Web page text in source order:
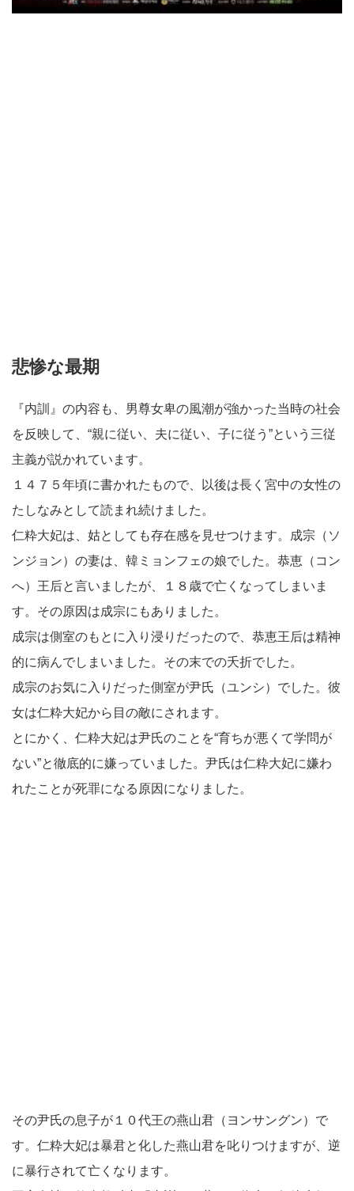
悲惨な最期
『内訓』の内容も、男尊女卑の風潮が強かった当時の社会
を反映して、“親に従い、夫に従い、子に従う”という三従
主義が説かれています。
１４７５年頃に書かれたもので、以後は長く宮中の女性の
たしなみとして読まれ続けました。
仁粋大妃は、姑としても存在感を見せつけます。成宗（ソ
ンジョン）の妻は、韓ミョンフェの娘でした。恭恵（コン
へ）王后と言いましたが、１８歳で亡くなってしまいま
す。その原因は成宗にもありました。
成宗は側室のもとに入り浸りだったので、恭恵王后は精神
的に病んでしまいました。その末での夭折でした。
成宗のお気に入りだった側室が尹氏（ユンシ）でした。彼
女は仁粋大妃から目の敵にされます。
とにかく、仁粋大妃は尹氏のことを“育ちが悪くて学問が
ない”と徹底的に嫌っていました。尹氏は仁粋大妃に嫌わ
れたことが死罪になる原因になりました。
その尹氏の息子が１０代王の燕山君（ヨンサングン）で
す。仁粋大妃は暴君と化した燕山君を叱りつけますが、逆
に暴行されて亡くなります。